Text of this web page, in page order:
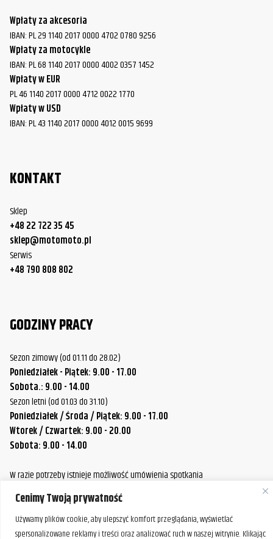
Cenimy Twoją prywatność
Używamy plików cookie, aby ulepszyć komfort przeglądania, wyświetlać
spersonalizowane reklamy i treści oraz analizować ruch w naszej witrynie. Klikając
Wpłaty za akcesoria
IBAN: PL 29 1140 2017 0000 4702 0780 9256
Wpłaty za motocykle
IBAN: PL 68 1140 2017 0000 4002 0357 1452
Wpłaty w EUR
PL 46 1140 2017 0000 4712 0022 1770
Wpłaty w USD
IBAN: PL 43 1140 2017 0000 4012 0015 9699
KONTAKT
Sklep
+48 22 722 35 45
sklep@motomoto.pl
Serwis
+48 790 808 802
GODZINY PRACY
Sezon zimowy (od 01.11 do 28.02)
Poniedziałek - Piątek: 9.00 - 17.00
Sobota.: 9.00 - 14.00
Sezon letni (od 01.03 do 31.10)
Poniedziałek / Środa / Piątek: 9.00 - 17.00
Wtorek / Czwartek: 9.00 - 20.00
Sobota: 9.00 - 14.00
W razie potrzeby istnieje możliwość umówienia spotkania
poza standardowymi godzinami pracy naszej firmy.
Prosimy o wcześniejszy kontakt, aby ustalić dogodny termin.